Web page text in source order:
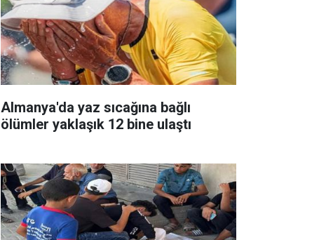
Almanya'da yaz sıcağına bağlı
ölümler yaklaşık 12 bine ulaştı